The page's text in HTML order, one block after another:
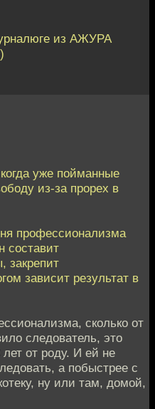
из АЖУРА
уже пойманные
из-за прорех в
профессионализма
составит
закрепит
зависит результат в
сколько от
следователь, это
лет от роду. И ей не
а побыстрее с
ну или там, домой,